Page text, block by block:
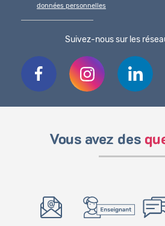
données personnelles
Suivez-nous sur les
Vous avez des